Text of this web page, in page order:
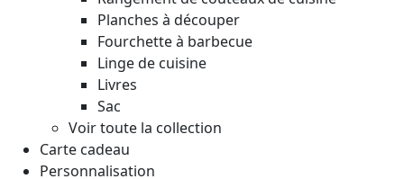
Planches à découper
Fourchette à barbecue
Linge de cuisine
Livres
Sac
Voir toute la collection
Carte cadeau
Personnalisation